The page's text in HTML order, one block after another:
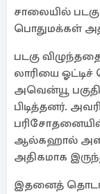
சாலையில்
பொதுமக்கள்
படகு
லாரியை
அவென்யூ
பிடித்தனர்.
ஆல்கஹால்
அதிகமாக
இதனைத்